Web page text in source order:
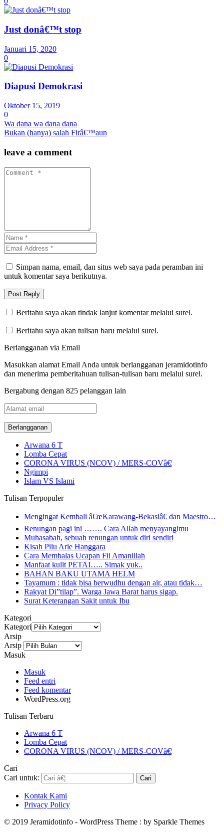
Just donâ€™t stop
Januari 15, 2020
0
Diapusi Demokrasi
Oktober 15, 2019
0
Wa dana wa dana dana
Bukan (hanya) salah Firâ€™aun
leave a comment
Simpan nama, email, dan situs web saya pada peramban ini
untuk komentar saya berikutnya.
Beritahu saya akan tindak lanjut komentar melalui surel.
Beritahu saya akan tulisan baru melalui surel.
Berlangganan via Email
Masukkan alamat Email Anda untuk berlangganan jeramidotinfo
dan menerima pemberitahuan tulisan-tulisan baru melalui surel.
Bergabung dengan 825 pelanggan lain
Alamat
email
Arwana 6 T
Lomba Cepat
CORONA VIRUS (NCOV) / MERS-COVâ€¦
Ngimpi
Islam VS Islami
Tulisan Terpopuler
Mengingat Kembali â€œKarawang-Bekasiâ€ dan Maestro…
Renungan pagi ini ……. Cara Allah menyayangimu
Muhasabah, sebuah renungan untuk diri sendiri
Kisah Pilu Arie Hanggara
Cara Membalas Ucapan Fii Amanillah
Manfaat kulit PETAI….. Simak yuk..
BAHAN BAKU UTAMA HELM
Tayamum : tidak bisa berwudhu dengan air, atau tidak…
Rakyat Di”tilap”. Warga Jawa Barat harus sigap.
Surat Keterangan Sakit untuk Ibu
Kategori
Kategori
Arsip
Arsip
Masuk
Masuk
Feed entri
Feed komentar
WordPress.org
Tulisan Terbaru
Arwana 6 T
Lomba Cepat
CORONA VIRUS (NCOV) / MERS-COVâ€¦
Cari
Cari untuk:
Kontak Kami
Privacy Policy
© 2019 Jeramidotinfo - WordPress Theme : by Sparkle Themes